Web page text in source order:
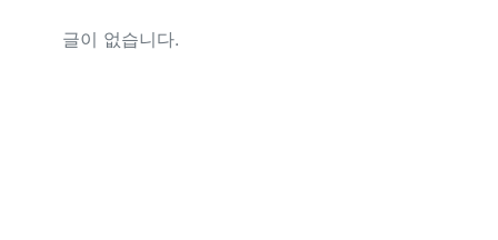
글이 없습니다.